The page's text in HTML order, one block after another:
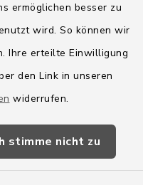
ermöglichen besser zu
wird. So können wir
Ihre erteilte Einwilligung
den Link in unseren
widerrufen.
stimme nicht zu